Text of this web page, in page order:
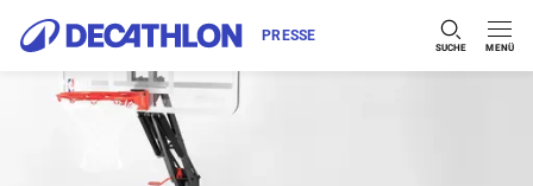
Zum Inhalt springen
PRESSE
SUCHE MENÜ